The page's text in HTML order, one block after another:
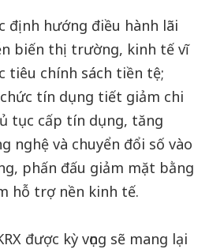
định hướng điều hành lãi
biến thị trường, kinh tế vĩ
tiêu chính sách tiền tệ;
tín dụng tiết giảm chi
tục cấp tín dụng, tăng
nghệ và chuyển đổi số vào
phấn đấu giảm mặt bằng
hỗ trợ nền kinh tế.
được kỳ vọng sẽ mang lại